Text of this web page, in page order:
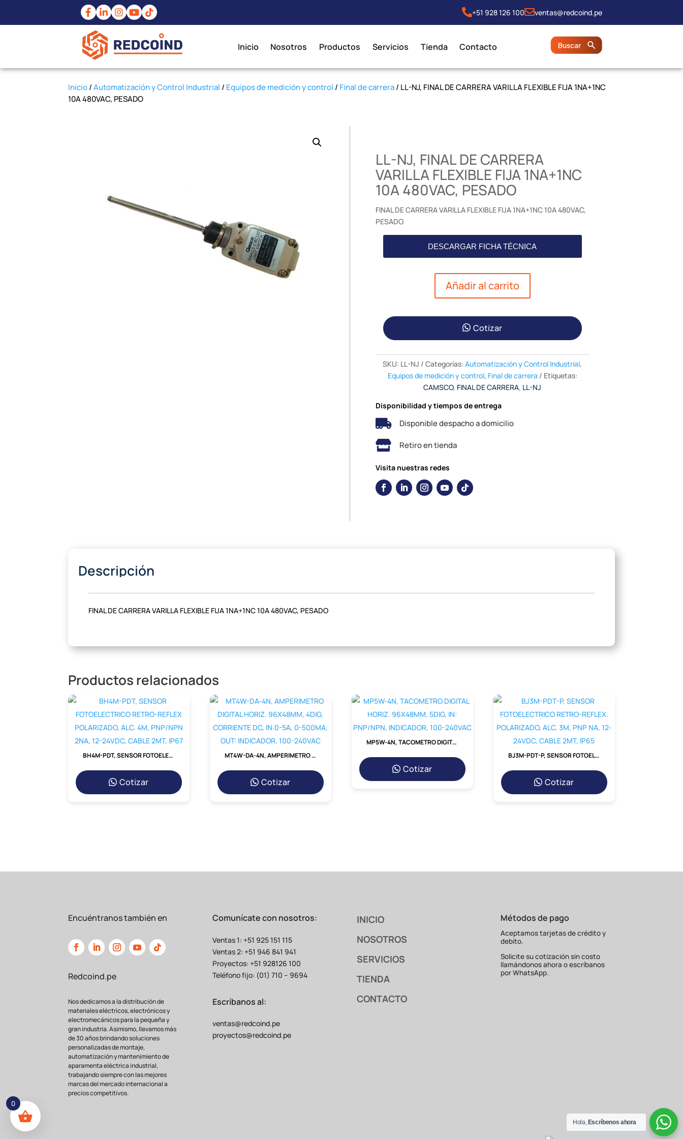
+51 928 126 100 ventas@redcoind.pe
Inicio Nosotros Productos Servicios Tienda Contacto
Inicio/Automatización y Control Industrial / Equipos de medición y control / Final de carrera/ LL-NJ, FINAL DE CARRERA VARILLA FLEXIBLE FIJA 1NA+1NC
10A 480VAC, PESADO
LL-NJ, FINAL DE CARRERA
VARILLA FLEXIBLE FIJA 1NA+1NC
10A 480VAC, PESADO
FINAL DE CARRERA VARILLA FLEXIBLE FIJA 1NA+1NC 10A 480VAC,
PESADO
DESCARGAR FICHA TÉCNICA
Añadir al carrito
Cotizar
SKU: LL-NJ Categorías:Automatización y Control Industrial,
Equipos de medición y control, Final de carrera
Etiquetas:
CAMSCO, FINAL DE CARRERA, LL-NJ
Disponibilidad y tiempos de entrega
 Disponible despacho a domicilio
 Retiro en tienda
Visita nuestras redes
Descripción
FINAL DE CARRERA VARILLA FLEXIBLE FIJA 1NA+1NC 10A 480VAC, PESADO
Productos relacionados
BH4M-PDT, SENSOR FOTOELECTRICO RETRO-REFLEX POLARIZADO, ALC. 4M, PNP/NPN 2NA, 12-24VDC, CABLE 2MT, IP67
Cotizar
MT4W-DA-4N, AMPERIMETRO DIGITAL HORIZ. 96X48MM, 4DIG, CORRIENTE DC, IN:0-5A, 0-500MA, OUT: INDICADOR, 100-240VAC
Cotizar
MP5W-4N, TACOMETRO DIGITAL HORIZ. 96X48MM, 5DIG, IN: PNP/NPN, INDICADOR, 100-240VAC
Cotizar
BJ3M-PDT-P, SENSOR FOTOELECTRICO RETRO-REFLEX. POLARIZADO, ALC. 3M, PNP NA, 12-24VDC, CABLE 2MT, IP65
Cotizar
Encuéntranos también en
Redcoind.pe
Nos dedicamos a la distribución de
materiales eléctricos, electrónicos y
electromecánicos para la pequeña y
gran industria. Asimismo, llevamos más
de 30 años brindando soluciones
personalizadas de montaje,
automatización y mantenimiento de
aparamenta eléctrica industrial,
trabajando siempre con las mejores
marcas del mercado internacional a
precios competitivos.
Comunícate con nosotros:
Ventas 1: +51 925 151 115
Ventas 2: +51 946 841 941
Proyectos: +51 928126 100
Teléfono fijo: (01) 710 – 9694
Escríbanos al:
ventas@redcoind.pe
proyectos@redcoind.pe
INICIO
NOSOTROS
SERVICIOS
TIENDA
CONTACTO
Métodos de pago
Aceptamos tarjetas de crédito y
debito.
Solicite su cotización sin costo
llamándonos ahora o escríbanos
por WhatsApp.
Hola, Escríbenos ahora
0